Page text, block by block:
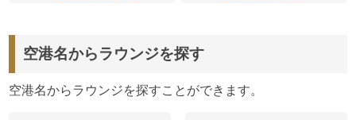
空港名からラウンジを探す
空港名からラウンジを探すことができます。